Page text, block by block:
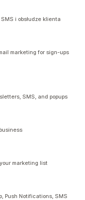
i obsłudze klienta
marketing for sign-ups
SMS, and popups
marketing list
Push Notifications, SMS